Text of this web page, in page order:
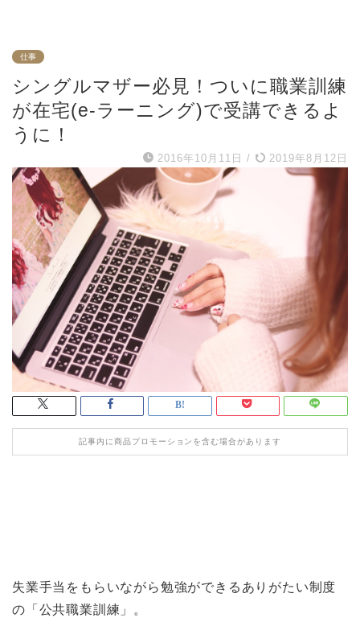
仕事
シングルマザー必見！ついに職業訓練
が在宅(e-ラーニング)で受講できるよ
うに！
2016年10月11日 / 2019年8月12日
記事内に商品プロモーションを含む場合があります
失業手当をもらいながら勉強ができるありがたい制度
の「公共職業訓練」。